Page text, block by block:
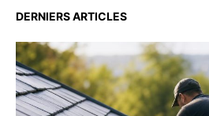
DERNIERS ARTICLES